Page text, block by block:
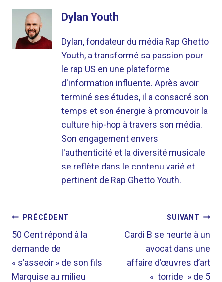
Dylan Youth
Dylan, fondateur du média Rap Ghetto
Youth, a transformé sa passion pour
le rap US en une plateforme
d'information influente. Après avoir
terminé ses études, il a consacré son
temps et son énergie à promouvoir la
culture hip-hop à travers son média.
Son engagement envers
l'authenticité et la diversité musicale
se reflète dans le contenu varié et
pertinent de Rap Ghetto Youth.
NAVIGATION
DE
L’ARTICLE
PRÉCÉDENT
50 Cent répond à la
demande de
« s’asseoir » de son fils
Marquise au milieu
SUIVANT
Cardi B se heurte à un
avocat dans une
affaire d’œuvres d’art
« torride » de 5